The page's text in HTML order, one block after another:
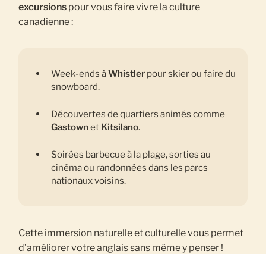
excursions pour vous faire vivre la culture
canadienne :
Week-ends àWhistler pour skier ou faire du
snowboard.
Découvertes de quartiers animés comme
Gastownet Kitsilano.
Soirées barbecue à la plage, sorties au
cinéma ou randonnées dans les parcs
nationaux voisins.
Cette immersion naturelle et culturelle vous permet
d’améliorer votre anglais sans même y penser !